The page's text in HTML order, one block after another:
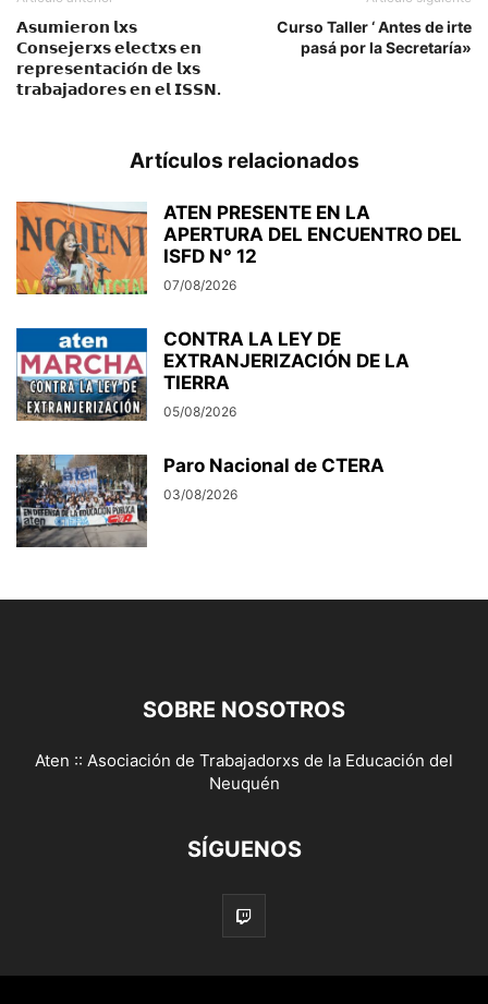
𝗔𝘀𝘂𝗺𝗶𝗲𝗿𝗼𝗻 𝗹𝘅𝘀
𝗖𝗼𝗻𝘀𝗲𝗷𝗲𝗿𝘅𝘀 𝗲𝗹𝗲𝗰𝘁𝘅𝘀 𝗲𝗻
𝗿𝗲𝗽𝗿𝗲𝘀𝗲𝗻𝘁𝗮𝗰𝗶𝗼́𝗻 𝗱𝗲 𝗹𝘅𝘀
𝘁𝗿𝗮𝗯𝗮𝗷𝗮𝗱𝗼𝗿𝗲𝘀 𝗲𝗻 𝗲𝗹 𝗜𝗦𝗦𝗡.
Curso Taller ‘ Antes de irte
pasá por la Secretaría»
Artículos relacionados
ATEN PRESENTE EN LA
APERTURA DEL ENCUENTRO DEL
ISFD N° 12
07/08/2026
CONTRA LA LEY DE
EXTRANJERIZACIÓN DE LA
TIERRA
05/08/2026
Paro Nacional de CTERA
03/08/2026
SOBRE NOSOTROS
Aten :: Asociación de Trabajadorxs de la Educación del
Neuquén
SÍGUENOS